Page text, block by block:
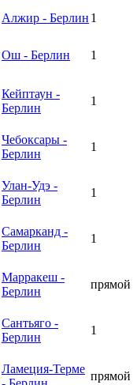
Алжир - Берлин 1
Ош - Берлин 1
Кейптаун -
Берлин
1
Чебоксары -
Берлин
1
Улан-Удэ -
Берлин
1
Самарканд -
Берлин
1
Марракеш -
Берлин
прямой
Сантьяго -
Берлин
1
Ламеция-Терме
прямой